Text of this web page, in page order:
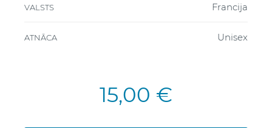
VALSTS Francija
ATNĀCA Unisex
15,00 €